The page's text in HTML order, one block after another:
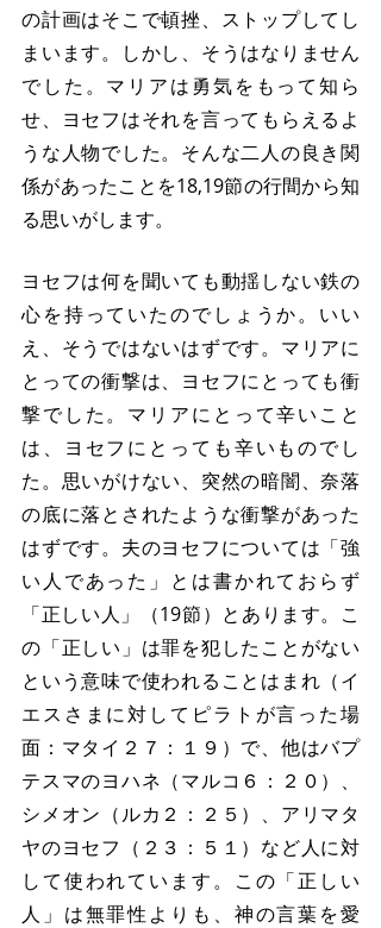
の計画はそこで頓挫、ストップしてし
まいます。しかし、そうはなりません
でした。マリアは勇気をもって知ら
せ、ヨセフはそれを言ってもらえるよ
うな人物でした。そんな二人の良き関
係があったことを18,19節の行間から知
る思いがします。
ヨセフは何を聞いても動揺しない鉄の
心を持っていたのでしょうか。いい
え、そうではないはずです。マリアに
とっての衝撃は、ヨセフにとっても衝
撃でした。マリアにとって辛いこと
は、ヨセフにとっても辛いものでし
た。思いがけない、突然の暗闇、奈落
の底に落とされたような衝撃があった
はずです。夫のヨセフについては「強
い人であった」とは書かれておらず
「正しい人」（19節）とあります。こ
の「正しい」は罪を犯したことがない
という意味で使われることはまれ（イ
エスさまに対してピラトが言った場
面：マタイ２７：１９）で、他はバプ
テスマのヨハネ（マルコ６：２０）、
シメオン（ルカ２：２５）、アリマタ
ヤのヨセフ（２３：５１）など人に対
して使われています。この「正しい
人」は無罪性よりも、神の言葉を愛